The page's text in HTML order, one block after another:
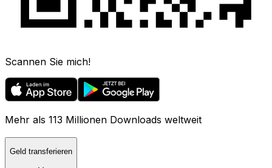
Scannen Sie mich!
Mehr als 113 Millionen Downloads weltweit
Geld transferieren